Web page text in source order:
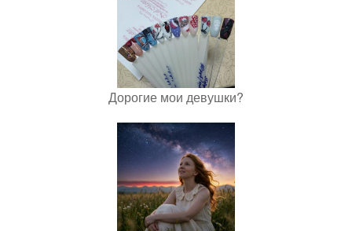
Дорогие мои девушки?